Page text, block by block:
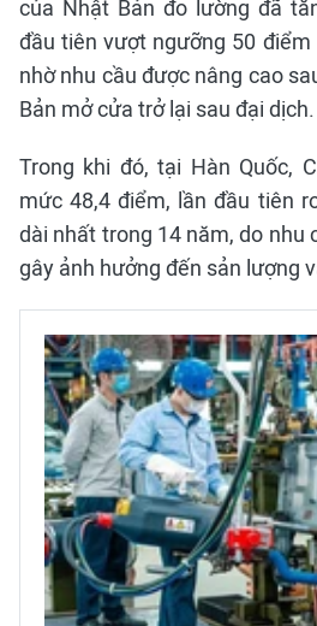
của Nhật Bản đo lường đã
đầu tiên vượt ngưỡng 50
nhờ nhu cầu được nâng cao
Bản mở cửa trở lại sau đại dịch.
Trong khi đó, tại Hàn Quốc,
mức 48,4 điểm, lần đầu tiên
dài nhất trong 14 năm, do nhu
gây ảnh hưởng đến sản lượng